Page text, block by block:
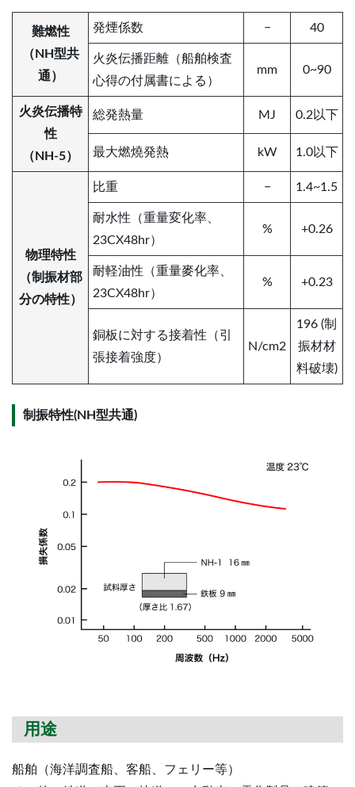
難燃性
（NH型共
通）
発煙係数 − 40
火炎伝播距離（船舶検査
心得の付属書による）
mm 0~90
火炎伝播特
性
（NH-5）
総発熱量 MJ 0.2以下
最⼤燃燒発熱 kW 1.0以下
物理特性
（制振材部
分の特性）
⽐重 − 1.4~1.5
耐⽔性（重量変化率、
23CX48hr）
% +0.26
耐軽油性（重量⿆化率、
23CX48hr）
% +0.23
銅板に対する接着性（引
張接着強度）
N/cm2
196 (制
振材材
料破壊)
制振特性(NH型共通)
⽤途
船舶（海洋調査船、客船、フェリー等）